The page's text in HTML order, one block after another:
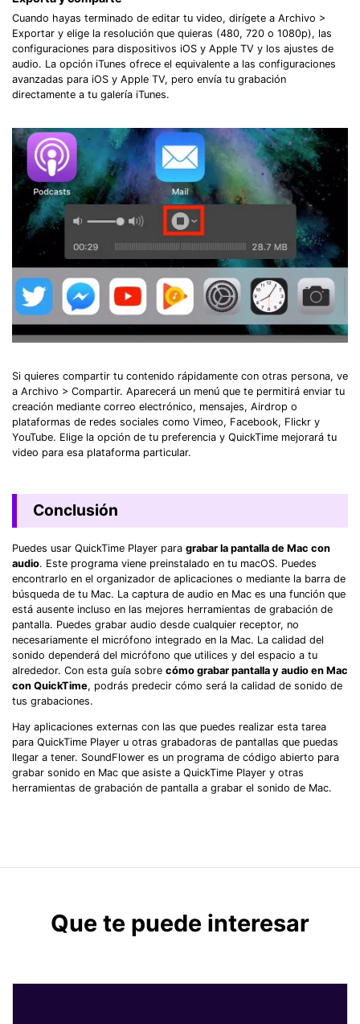
Cuando hayas terminado de editar tu video, dirígete a Archivo >
Exportar y elige la resolución que quieras (480, 720 o 1080p), las
configuraciones para dispositivos iOS y Apple TV y los ajustes de
audio. La opción iTunes ofrece el equivalente a las configuraciones
avanzadas para iOS y Apple TV, pero envía tu grabación
directamente a tu galería iTunes.
Si quieres compartir tu contenido rápidamente con otras persona, ve
a Archivo > Compartir. Aparecerá un menú que te permitirá enviar tu
creación mediante correo electrónico, mensajes, Airdrop o
plataformas de redes sociales como Vimeo, Facebook, Flickr y
YouTube. Elige la opción de tu preferencia y QuickTime mejorará tu
video para esa plataforma particular.
Conclusión
Puedes usar QuickTime Player para grabar la pantalla de Mac con
audio. Este programa viene preinstalado en tu macOS. Puedes
encontrarlo en el organizador de aplicaciones o mediante la barra de
búsqueda de tu Mac. La captura de audio en Mac es una función que
está ausente incluso en las mejores herramientas de grabación de
pantalla. Puedes grabar audio desde cualquier receptor, no
necesariamente el micrófono integrado en la Mac. La calidad del
sonido dependerá del micrófono que utilices y del espacio a tu
alrededor. Con esta guía sobre cómo grabar pantalla y audio en Mac
con QuickTime, podrás predecir cómo será la calidad de sonido de
tus grabaciones.
Hay aplicaciones externas con las que puedes realizar esta tarea
para QuickTime Player u otras grabadoras de pantallas que puedas
llegar a tener. SoundFlower es un programa de código abierto para
grabar sonido en Mac que asiste a QuickTime Player y otras
herramientas de grabación de pantalla a grabar el sonido de Mac.
Que te puede interesar